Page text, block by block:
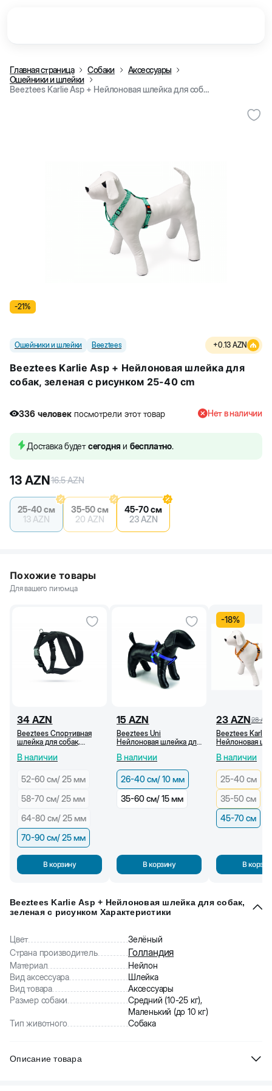
Главная страница Собаки
Аксессуары
Ошейники и шлейки
Beeztees Karlie Asp + Нейлоновая шлейка для собак, зеленая c рисунком 25-40 cm
-21%
Ошейники и шлейки Beeztees +0.13 AZN
Beeztees Karlie Asp + Нейлоновая шлейка для
собак, зеленая c рисунком 25-40 cm
336 человек посмотрели этот товар
336 человек посмотрели этот товар
Нет в наличии
Доставка будетсегодня и бесплатно.
13 AZN16.5AZN
25-40 см
13 AZN
35-50 см
20 AZN
45-70 см
23 AZN
Похожие товары
Для вашего питомца
34 AZN
Beeztees Спортивная
шлейка для собак,
90 см/25 мм)
В наличии
52-60 cм/ 25 мм
58-70 см/ 25 мм
64-80 cм/ 25 мм
70-90 см/ 25 мм
В корзину
15 AZN
Beeztees Uni
Нейлоновая шлейка для
см/10 мм)
В наличии
26-40 см/ 10 мм
35-60 см/ 15 мм
В корзину
-18%
23 AZN28
Beeztees Karlie
Нейлоновая
рисунком (45-
В наличии
25-40 см
35-50 см
45-70 см
В
Beeztees Karlie Asp + Нейлоновая шлейка для собак,
зеленая c рисунком Характеристики
Цвет
Зелёный
Страна производитель
Голландия
Материал
Нейлон
Вид аксессуара
Шлейка
Вид товара
Аксессуары
Размер собаки
Средний (10-25 кг),
Маленький (до 10 кг)
Тип животного
Собака
Описание товара